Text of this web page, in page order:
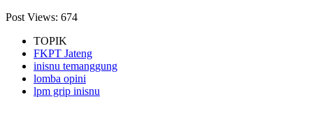
Post Views: 674
TOPIK
FKPT Jateng
inisnu temanggung
lomba opini
lpm grip inisnu